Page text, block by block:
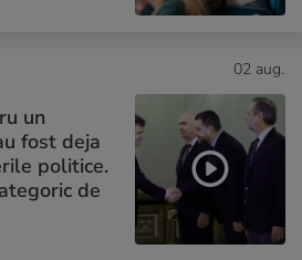
02 aug.
un
fost deja
politice.
de